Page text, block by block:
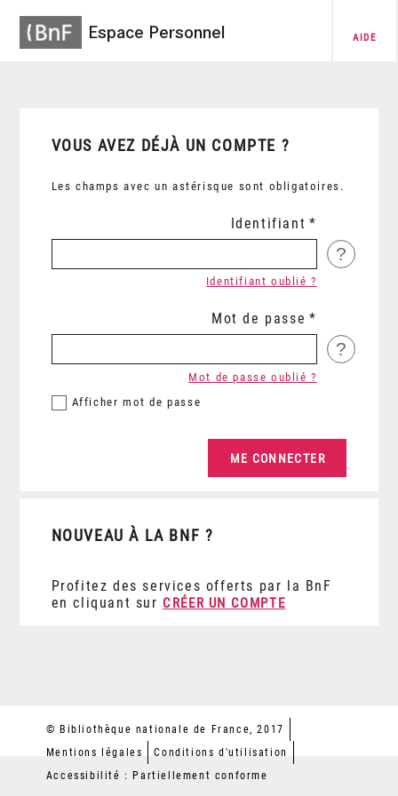
Espace Personnel AIDE
VOUS AVEZ DÉJÀ UN COMPTE ?
Les champs avec un astérisque sont obligatoires.
Identifiant
?
Identifiant oublié ?
Mot de passe
?
Afficher mot de passe
Mot de passe oublié ?
NOUVEAU À LA BNF ?
Profitez des services offerts par la BnF
en cliquant sur CRÉER UN COMPTE
© Bibliothèque nationale de France, 2017
Mentions légales
Conditions d'utilisation
Accessibilité : Partiellement conforme